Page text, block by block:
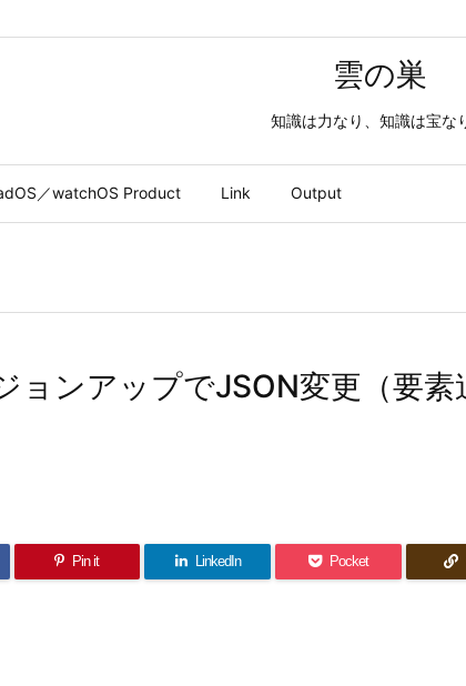
雲の巣
知識は力なり、知識は宝な
／watchOS Product Link Output
ョンアップでJSON変更（要素
Pin it LinkedIn Pocket